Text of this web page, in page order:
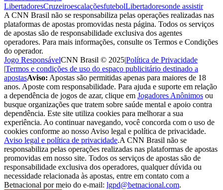
LibertadoresCruzeiroescalaçõesfutebolLibertadoresonde assistir
A CNN Brasil não se responsabiliza pelas operações realizadas nas
plataformas de apostas promovidas nesta página. Todos os serviços
de apostas são de responsabilidade exclusiva dos agentes
operadores. Para mais informações, consulte os Termos e Condições
do operador.
Jogo ResponsávelCNN Brasil © 2025|Política de Privacidade
|Termos e condições de uso do espaço publicitário destinado a
apostasAviso: Apostas são permitidas apenas para maiores de 18
anos. Aposte com responsabilidade. Para ajuda e suporte em relação
a dependência de jogos de azar, clique em Jogadores Anônimos ou
busque organizações que tratem sobre saúde mental e apoio contra
dependência. Este site utiliza cookies para melhorar a sua
experiência. Ao continuar navegando, você concorda com o uso de
cookies conforme ao nosso Aviso legal e política de privacidade.
Aviso legal e política de privacidade.A CNN Brasil não se
responsabiliza pelas operações realizadas nas plataformas de apostas
promovidas em nosso site. Todos os serviços de apostas são de
responsabilidade exclusiva dos operadores, qualquer dúvida ou
necessidade relacionada às apostas, entre em contato com a
Betnacional por meio do e-mail: lgpd@betnacional.com.